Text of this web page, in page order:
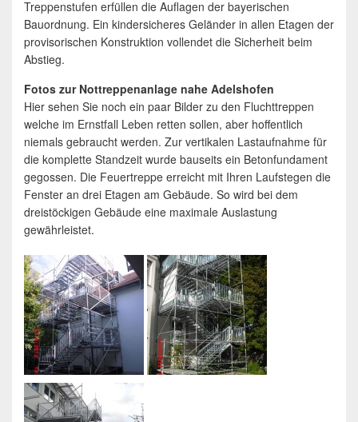
Treppenstufen erfüllen die Auflagen der bayerischen
Bauordnung. Ein kindersicheres Geländer in allen Etagen der
provisorischen Konstruktion vollendet die Sicherheit beim
Abstieg.
Fotos zur Nottreppenanlage nahe Adelshofen
Hier sehen Sie noch ein paar Bilder zu den Fluchttreppen
welche im Ernstfall Leben retten sollen, aber hoffentlich
niemals gebraucht werden. Zur vertikalen Lastaufnahme für
die komplette Standzeit wurde bauseits ein Betonfundament
gegossen. Die Feuertreppe erreicht mit Ihren Laufstegen die
Fenster an drei Etagen am Gebäude. So wird bei dem
dreistöckigen Gebäude eine maximale Auslastung
gewährleistet.